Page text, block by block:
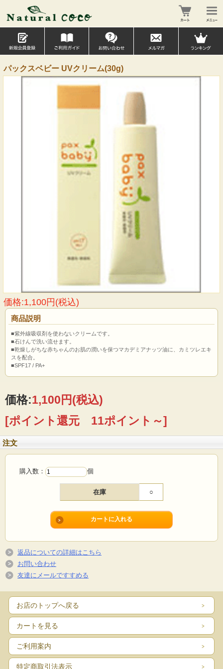
パックスベビー UVクリーム(30g)
価格:1,100円(税込)
商品説明
■紫外線吸収剤を使わないクリームです。
■石けんで洗い流せます。
■乾燥しがちな赤ちゃんのお肌の潤いを保つマカデミアナッツ油に、カミツレエキ
スを配合。
■SPF17 / PA+
価格:1,100円(税込)
[ポイント還元 11ポイント～]
注文
購入数： 個
在庫 ○
返品についての詳細はこちら
お問い合わせ
友達にメールですすめる
お店のトップへ戻る
カートを見る
ご利用案内
特定商取引法表示